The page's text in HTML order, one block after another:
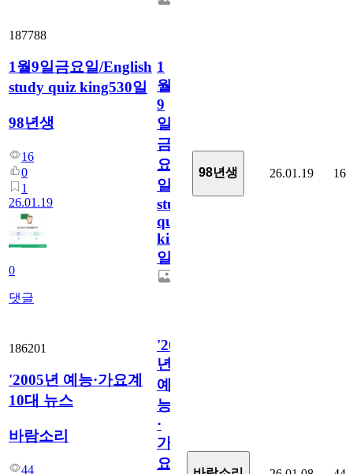
187788
1월9일금요일/English
study quiz king530일
98년생
16
0
1
26.01.19
0
댓글
1
월
9
일
금
요
일/English
study
quiz
king530
일
98년생 26.01.19 16
186201
'2005년 예능·가요계
10대 뉴스
바람소리
44
'2005
년
예
능
·
가
요